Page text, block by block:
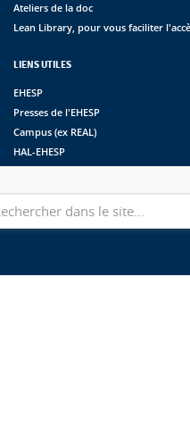
Ateliers de la doc
Lean Library, pour vous faciliter
LIENS UTILES
EHESP
Presses de l'EHESP
Campus (ex REAL)
HAL-EHESP
Suivez les